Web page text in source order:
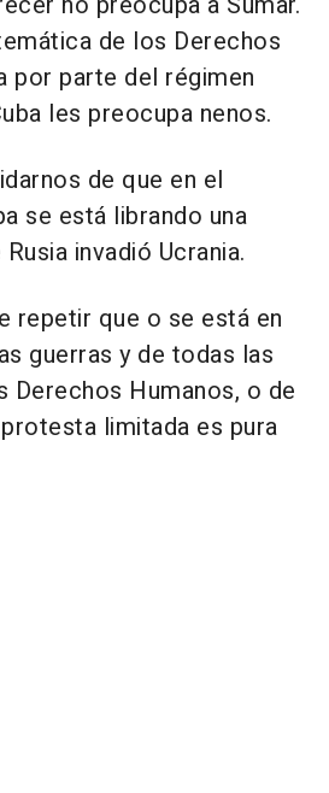
de los Derechos
por parte del régimen
les preocupa nenos.
de que en el
se está librando una
invadió Ucrania.
repetir que o se está en
guerras y de todas las
Derechos Humanos, o de
limitada es pura